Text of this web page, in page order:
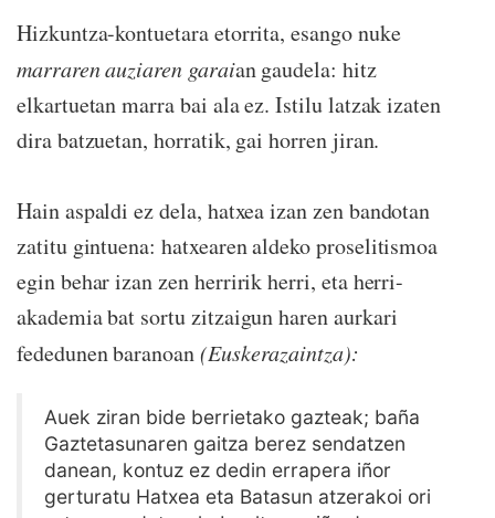
Hizkuntza-kontuetara etorrita, esango nuke
marraren auziaren garaian gaudela: hitz
elkartuetan marra bai ala ez. Istilu latzak izaten
dira batzuetan, horratik, gai horren jiran.
Hain aspaldi ez dela, hatxea izan zen bandotan
zatitu gintuena: hatxearen aldeko proselitismoa
egin behar izan zen herririk herri, eta herri-
akademia bat sortu zitzaigun haren aurkari
fededunen baranoan(Euskerazaintza):
Auek ziran bide berrietako gazteak; baña
Gaztetasunaren gaitza berez sendatzen
danean, kontuz ez dedin errapera iñor
gerturatu Hatxea eta Batasun atzerakoi ori